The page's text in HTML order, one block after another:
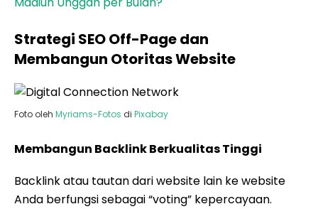
Strategi SEO Off-Page dan
Membangun Otoritas Website
Foto oleh Myriams-Fotos di Pixabay
Membangun Backlink Berkualitas Tinggi
Backlink atau tautan dari website lain ke website
Anda berfungsi sebagai “voting” kepercayaan.